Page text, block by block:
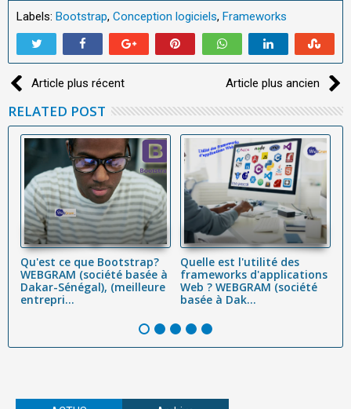
Labels: Bootstrap, Conception logiciels, Frameworks
Article plus récent Article plus ancien
RELATED POST
Qu'est ce que Bootstrap?
WEBGRAM (société basée à
Dakar-Sénégal), (meilleure
entrepri...
Quelle est l'utilité des
frameworks d'applications
Web ? WEBGRAM (société
basée à Dak...